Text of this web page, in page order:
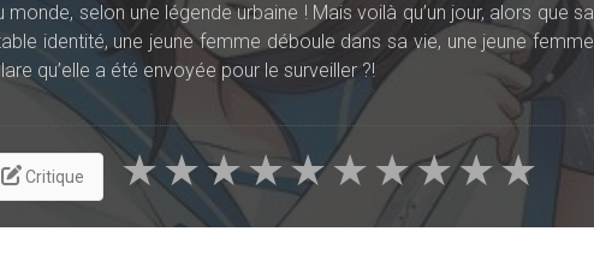
selon une légende urbaine ! Mais voilà qu’un jour, alors que sa
identité, une jeune femme déboule dans sa vie, une jeune femme
qu’elle a été envoyée pour le surveiller ?!
Critique ★
★
★
★
★
★
★
★
★
★